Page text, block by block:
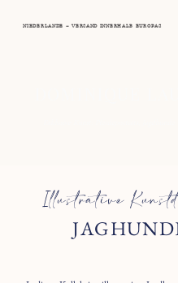
NIEDERLANDE – VERSAND INNERHALB EUROPAS
Illustrative